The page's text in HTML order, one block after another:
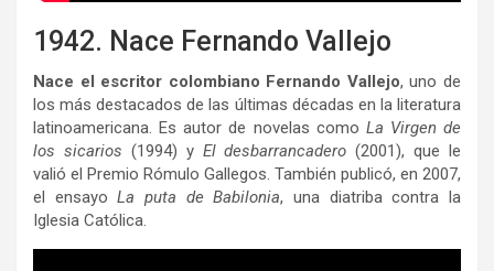
1942. Nace Fernando Vallejo
Nace el escritor colombiano Fernando Vallejo, uno de
los más destacados de las últimas décadas en la literatura
latinoamericana. Es autor de novelas como La Virgen de
los sicarios (1994) y El desbarrancadero (2001), que le
valió el Premio Rómulo Gallegos. También publicó, en 2007,
el ensayoLa puta de Babilonia, una diatriba contra la
Iglesia Católica.